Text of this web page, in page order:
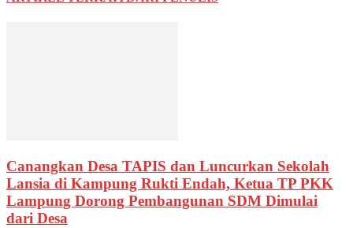
Canangkan Desa TAPIS dan Luncurkan Sekolah
Lansia di Kampung Rukti Endah, Ketua TP PKK
Lampung Dorong Pembangunan SDM Dimulai
dari Desa